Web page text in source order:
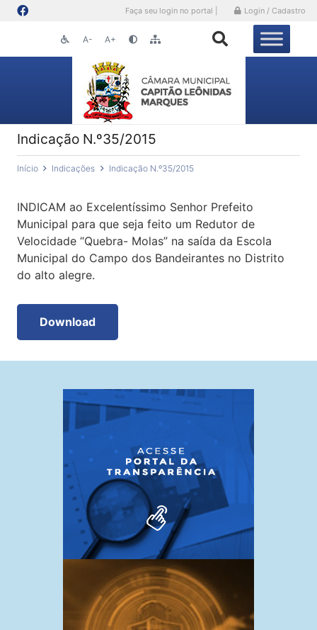
Faça seu login no portal | Login / Cadastro
A- A+
Indicação N.º35/2015
Início Indicações Indicação N.º35/2015
INDICAM ao Excelentíssimo Senhor Prefeito
Municipal para que seja feito um Redutor de
Velocidade “Quebra- Molas” na saída da Escola
Municipal do Campo dos Bandeirantes no Distrito
do alto alegre.
Download